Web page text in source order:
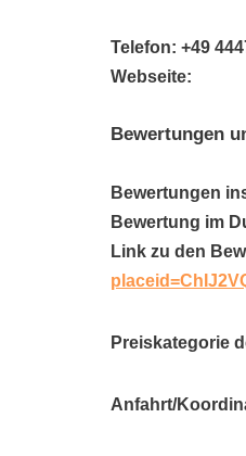
Telefon: +49
Webseite:
Bewertungen
Bewertungen
Bewertung im
Link zu den
Preiskategorie
Anfahrt/